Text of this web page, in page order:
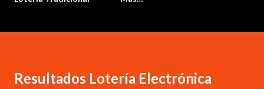
Resultados Lotería Electrónica